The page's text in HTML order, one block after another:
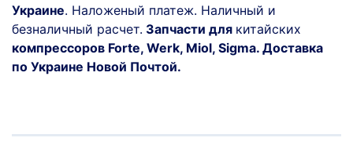
Украине. Наложеный платеж. Наличный и
безналичный расчет. Запчасти для китайских
компрессоров Forte, Werk, Miol, Sigma. Доставка
по Украине Новой Почтой.